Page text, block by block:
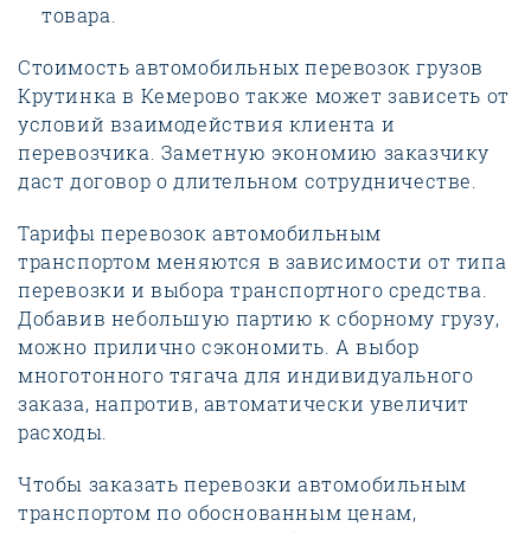
товара.
Стоимость автомобильных перевозок грузов
Крутинка в Кемерово также может зависеть от
условий взаимодействия клиента и
перевозчика. Заметную экономию заказчику
даст договор о длительном сотрудничестве.
Тарифы перевозок автомобильным
транспортом меняются в зависимости от типа
перевозки и выбора транспортного средства.
Добавив небольшую партию к сборному грузу,
можно прилично сэкономить. А выбор
многотонного тягача для индивидуального
заказа, напротив, автоматически увеличит
расходы.
Чтобы заказать перевозки автомобильным
транспортом по обоснованным ценам,